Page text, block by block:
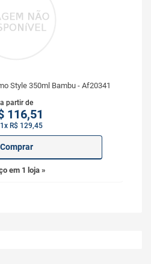
Style 350ml Bambu - Af20341
a partir de
116,51
R$ 129,45
Comprar
em 1 loja »